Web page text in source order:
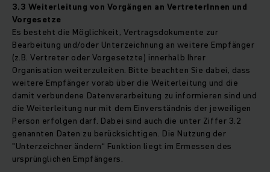
3.3 Weiterleitung von Vorgängen an VertreterInnen und
Vorgesetze
Es besteht die Möglichkeit, Vertragsdokumente zur
Bearbeitung und/oder Unterzeichnung an weitere Empfänger
(z.B. Vertreter oder Vorgesetzte) innerhalb Ihrer
Organisation weiterzuleiten. Bitte beachten Sie dabei, dass
weitere Empfänger vorab über die Weiterleitung und die
damit verbundene Datenverarbeitung zu informieren sind und
die Weiterleitung nur mit dem Einverständnis der jeweiligen
Person erfolgen darf. Dabei sind auch die unter Ziffer 3.2
genannten Daten zu berücksichtigen. Die Nutzung der
"Unterzeichner ändern“ Funktion liegt im Ermessen des
ursprünglichen Empfängers.